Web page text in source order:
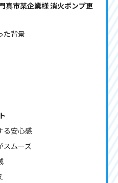
真市某企業様 消火ポンプ更
た背景
る安心感
スムーズ